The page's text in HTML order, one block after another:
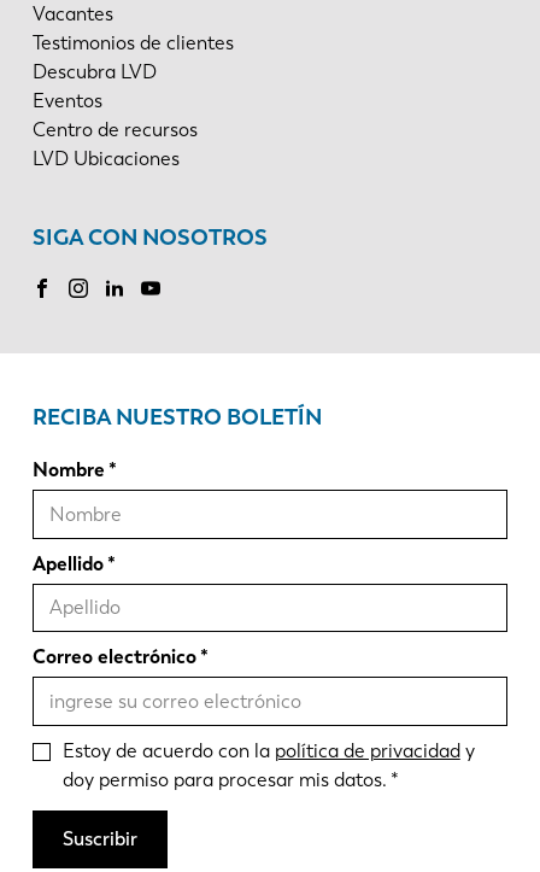
Vacantes
Testimonios de clientes
Descubra LVD
Eventos
Centro de recursos
LVD Ubicaciones
SIGA CON NOSOTROS
RECIBA NUESTRO BOLETÍN
Nombre
Apellido
Correo electrónico
Estoy de acuerdo con la política de privacidady
doy permiso para procesar mis datos.
Suscribir